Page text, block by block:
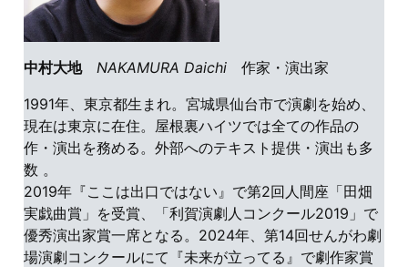
中村大地 NAKAMURA Daichi 作家・演出家
1991年、東京都生まれ。宮城県仙台市で演劇を始め、
現在は東京に在住。屋根裏ハイツでは全ての作品の
作・演出を務める。外部へのテキスト提供・演出も多
数 。
2019年『ここは出口ではない』で第2回人間座「田畑
実戯曲賞」を受賞、「利賀演劇人コンクール2019」で
優秀演出家賞一席となる。2024年、第14回せんがわ劇
場演劇コンクールにて『未来が立ってる』で劇作家賞